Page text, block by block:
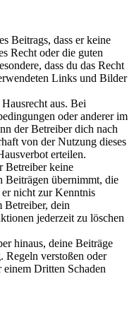
Beitrags, dass er keine
Recht oder die guten
dass du das Recht
Links und Bilder
aus. Bei
oder anderer im
der Betreiber dich nach
von der Nutzung dieses
erteilen.
Betreiber keine
Beiträgen übernimmt, die
er nicht zur Kenntnis
Betreiber, dein
jederzeit zu löschen
hinaus, deine Beiträge
Regeln verstoßen oder
einem Dritten Schaden